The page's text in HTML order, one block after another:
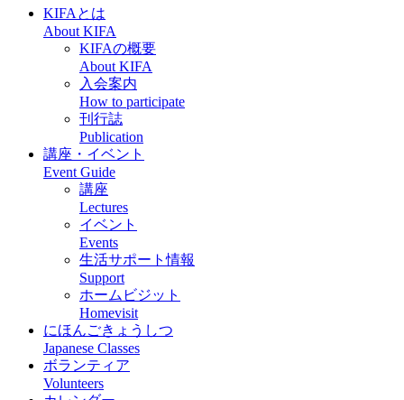
KIFAとは
About KIFA
KIFAの概要
About KIFA
入会案内
How to participate
刊行誌
Publication
講座・イベント
Event Guide
講座
Lectures
イベント
Events
生活サポート情報
Support
ホームビジット
Homevisit
にほんごきょうしつ
Japanese Classes
ボランティア
Volunteers